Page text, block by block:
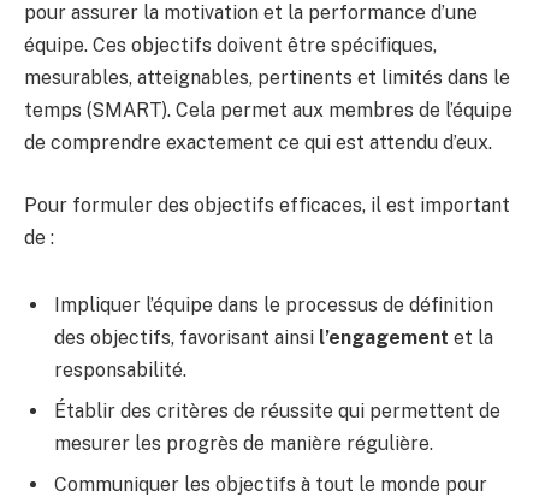
pour assurer la motivation et la performance d’une
équipe. Ces objectifs doivent être spécifiques,
mesurables, atteignables, pertinents et limités dans le
temps (SMART). Cela permet aux membres de l’équipe
de comprendre exactement ce qui est attendu d’eux.
Pour formuler des objectifs efficaces, il est important
de :
Impliquer l’équipe dans le processus de définition
des objectifs, favorisant ainsi l’engagement et la
responsabilité.
Établir des critères de réussite qui permettent de
mesurer les progrès de manière régulière.
Communiquer les objectifs à tout le monde pour